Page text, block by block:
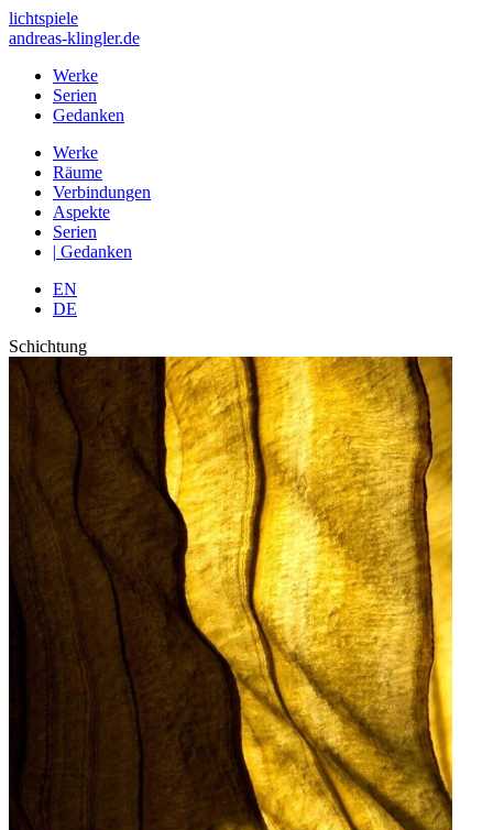
lichtspiele
andreas-klingler.de
Werke
Serien
Gedanken
Werke
Räume
Verbindungen
Aspekte
Serien
| Gedanken
EN
DE
Schichtung